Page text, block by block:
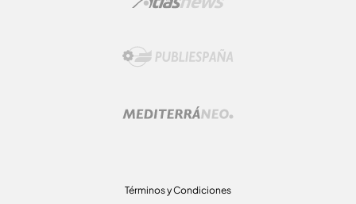
Términos y Condiciones